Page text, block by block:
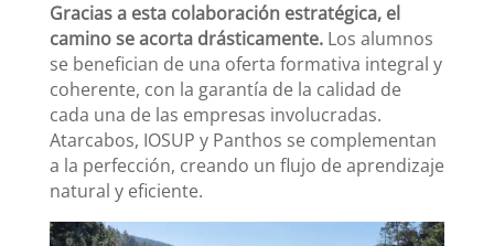
Gracias a esta colaboración estratégica, el
camino se acorta drásticamente.Los alumnos
se benefician de una oferta formativa integral y
coherente, con la garantía de la calidad de
cada una de las empresas involucradas.
Atarcabos, IOSUP y Panthos se complementan
a la perfección, creando un flujo de aprendizaje
natural y eficiente.